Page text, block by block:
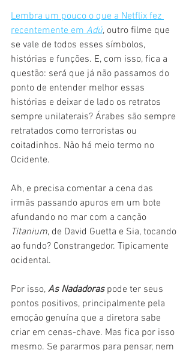
Lembra um pouco o que a Netflix fez
recentemente em Adú, outro filme que
se vale de todos esses símbolos,
histórias e funções. E, com isso, fica a
questão: será que já não passamos do
ponto de entender melhor essas
histórias e deixar de lado os retratos
sempre unilaterais? Árabes são sempre
retratados como terroristas ou
coitadinhos. Não há meio termo no
Ocidente.
Ah, e precisa comentar a cena das
irmãs passando apuros em um bote
afundando no mar com a canção
Titanium, de David Guetta e Sia, tocando
ao fundo? Constrangedor. Tipicamente
ocidental.
Por isso, As Nadadoras pode ter seus
pontos positivos, principalmente pela
emoção genuína que a diretora sabe
criar em cenas-chave. Mas fica por isso
mesmo. Se pararmos para pensar, nem